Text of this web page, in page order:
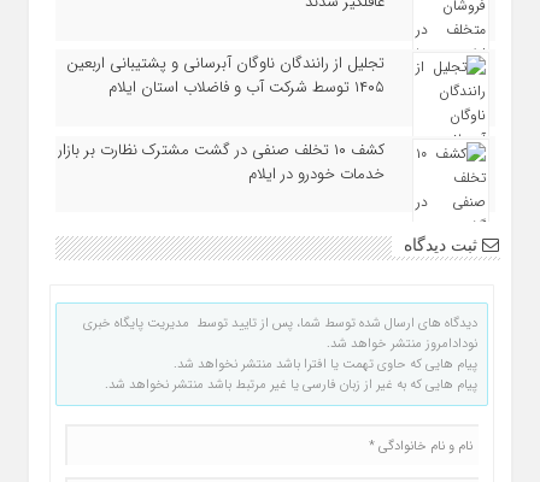
تجلیل از رانندگان ناوگان آبرسانی و پشتیبانی اربعین
۱۴۰۵ توسط شرکت آب و فاضلاب استان ایلام
کشف ۱۰ تخلف صنفی در گشت مشترک نظارت بر بازار
خدمات خودرو در ایلام
ثبت دیدگاه
دیدگاه های ارسال شده توسط شما، پس از تایید توسط مدیریت پایگاه خبری
نودادامروز منتشر خواهد شد.
پیام هایی که حاوی تهمت یا افترا باشد منتشر نخواهد شد.
پیام هایی که به غیر از زبان فارسی یا غیر مرتبط باشد منتشر نخواهد شد.